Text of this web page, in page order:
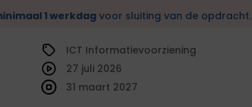
1 werkdagvoor sluiting van de opdracht.
ICT Informatievoorziening
27 juli 2026
31 maart 2027